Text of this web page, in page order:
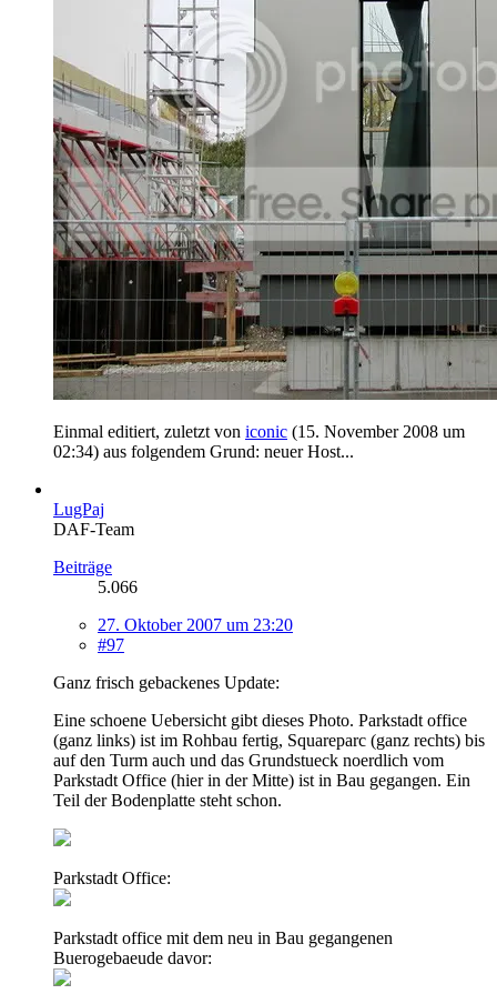
Einmal editiert, zuletzt von iconic (15. November 2008 um
02:34) aus folgendem Grund: neuer Host...
LugPaj
DAF-Team
Beiträge
5.066
27. Oktober 2007 um 23:20
#97
Ganz frisch gebackenes Update:
Eine schoene Uebersicht gibt dieses Photo. Parkstadt office
(ganz links) ist im Rohbau fertig, Squareparc (ganz rechts) bis
auf den Turm auch und das Grundstueck noerdlich vom
Parkstadt Office (hier in der Mitte) ist in Bau gegangen. Ein
Teil der Bodenplatte steht schon.
Parkstadt Office:
Parkstadt office mit dem neu in Bau gegangenen
Buerogebaeude davor: